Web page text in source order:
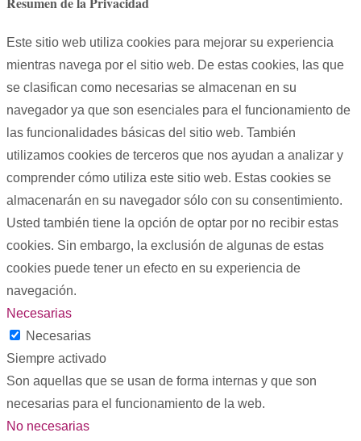
Este sitio web utiliza cookies para mejorar su experiencia
mientras navega por el sitio web. De estas cookies, las que
se clasifican como necesarias se almacenan en su
navegador ya que son esenciales para el funcionamiento de
las funcionalidades básicas del sitio web. También
utilizamos cookies de terceros que nos ayudan a analizar y
comprender cómo utiliza este sitio web. Estas cookies se
almacenarán en su navegador sólo con su consentimiento.
Usted también tiene la opción de optar por no recibir estas
cookies. Sin embargo, la exclusión de algunas de estas
cookies puede tener un efecto en su experiencia de
navegación.
Necesarias
Necesarias
Siempre activado
Son aquellas que se usan de forma internas y que son
necesarias para el funcionamiento de la web.
No necesarias